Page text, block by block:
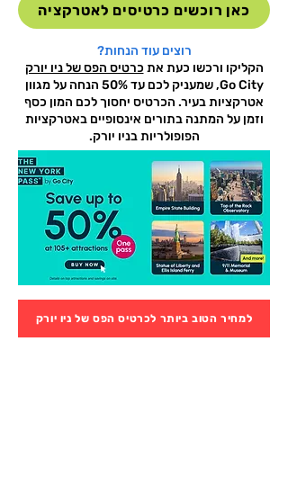
כאן רוכשים כרטיסים לאטרקציה
רוצים עוד הנחות?
הקליקו ורכשו כעת את כרטיס הפס של ניו יורק
Go City, שמעניק לכם עד 50% הנחה על מגוון
אטרקציות בעיר. הכרטיס יחסוך לכם המון כסף
וזמן על המתנה בתורים אינסופיים באטרקציות
הפופולריות בניו יורק.
למחיר הטוב ביותר לכרטיס הפס של ניו יורק